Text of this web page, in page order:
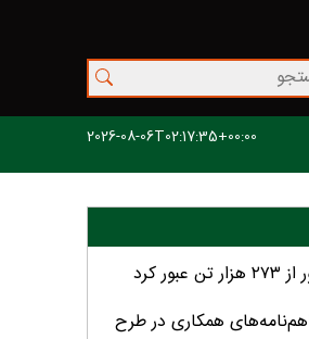
2026-08-06T02:17:35+00:00
کرد
همکاری در طرح